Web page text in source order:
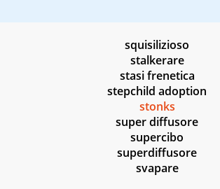
squisilizioso
stalkerare
stasi frenetica
stepchild adoption
stonks
super diffusore
supercibo
superdiffusore
svapare